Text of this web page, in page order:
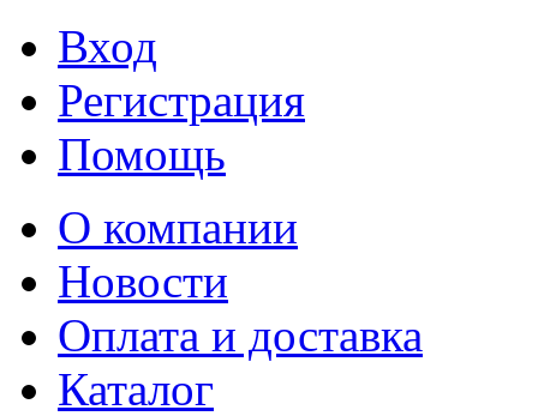
Вход
Регистрация
Помощь
О компании
Новости
Оплата и доставка
Каталог